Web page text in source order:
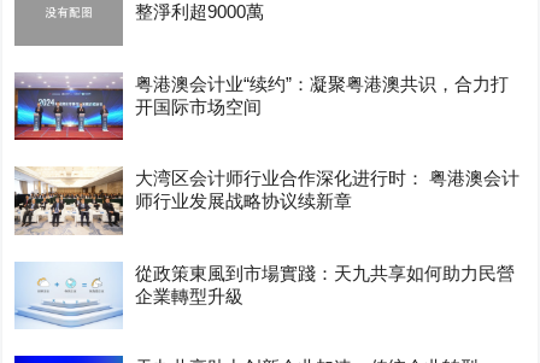
整淨利超9000萬
粤港澳会计业“续约”：凝聚粤港澳共识，合力打
开国际市场空间
大湾区会计师行业合作深化进行时： 粤港澳会计
师行业发展战略协议续新章
從政策東風到市場實踐：天九共享如何助力民營
企業轉型升級